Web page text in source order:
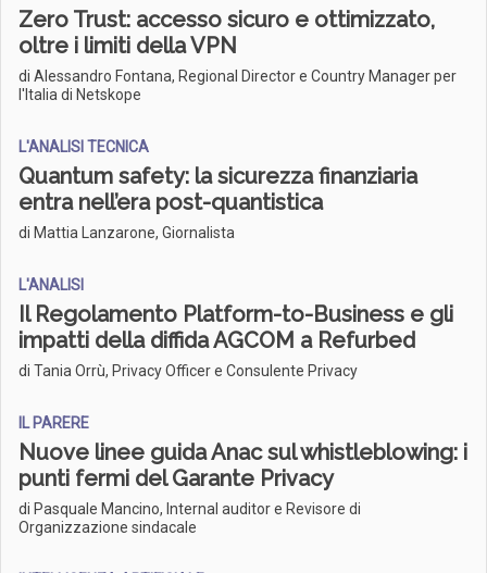
Zero Trust: accesso sicuro e ottimizzato,
oltre i limiti della VPN
di Alessandro Fontana, Regional Director e Country Manager per
l'Italia di Netskope
L'ANALISI TECNICA
Quantum safety: la sicurezza finanziaria
entra nell’era post-quantistica
di Mattia Lanzarone, Giornalista
L'ANALISI
Il Regolamento Platform-to-Business e gli
impatti della diffida AGCOM a Refurbed
di Tania Orrù, Privacy Officer e Consulente Privacy
IL PARERE
Nuove linee guida Anac sul whistleblowing: i
punti fermi del Garante Privacy
di Pasquale Mancino, Internal auditor e Revisore di
Organizzazione sindacale